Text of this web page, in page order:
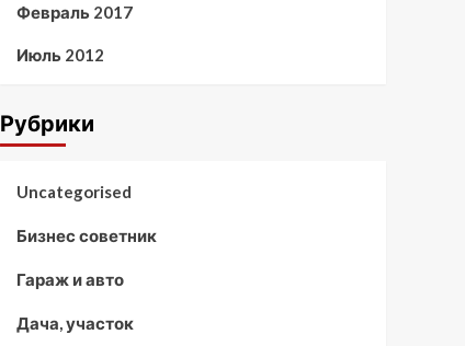
Февраль 2017
Июль 2012
Рубрики
Uncategorised
Бизнес советник
Гараж и авто
Дача, участок